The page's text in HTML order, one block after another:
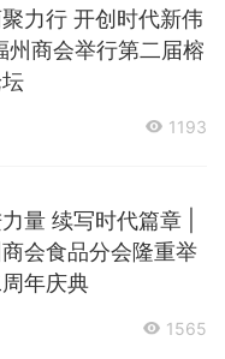
力行 开创时代新伟
州商会举行第二届榕
1193
量 续写时代篇章 |
会食品分会隆重举
年庆典
1565